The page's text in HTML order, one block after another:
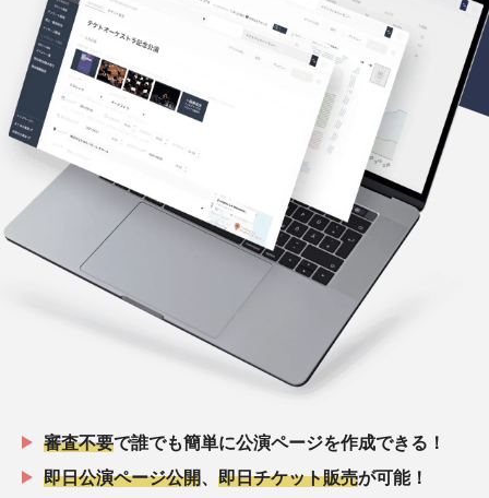
審査不要で誰でも簡単に公演ページを作成できる！
即日公演ページ公開
即日チケット販売が可能！